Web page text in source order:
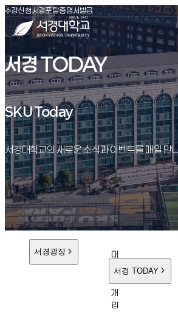
서경대학교
수강신청(새창 열림)
서경포탈(새창 열림)
증명서발급(새창 열림)
서경 TODAY
SKU Today
SKU Today
서경대학교의 새로운 소식과 이벤트를 매일 만
서경광장
대
학
개
입
서경 TODAY